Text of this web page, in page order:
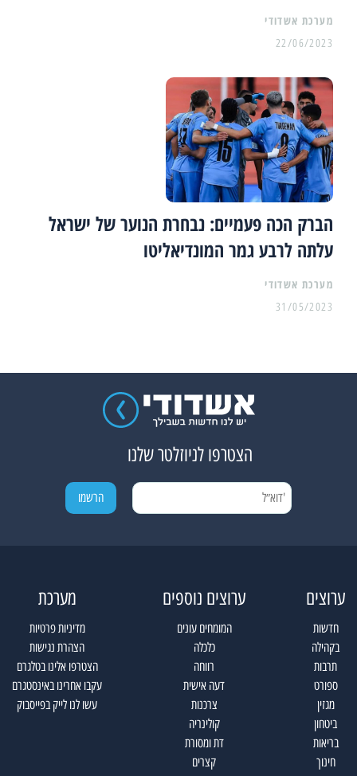
מערכת אשדודי
22/06/2023
הברק הכה פעמיים: נבחרת הנוער של ישראל
עלתה לרבע גמר המונדיאליטו
מערכת אשדודי
31/05/2023
הצטרפו לניוזלטר שלנו
ערוצים
חדשות
בקהילה
תרבות
ספורט
מגזין
ביטחון
בריאות
חינוך
ערוצים נוספים
המומחים עונים
כלכלה
רווחה
דעה אישית
צרכנות
קולינריה
דת ומסורת
קצרים
מערכת
מדיניות פרטיות
הצהרת נגישות
הצטרפו אלינו בטלגרם
עקבו אחרינו באינסטגרם
עשו לנו לייק בפייסבוק